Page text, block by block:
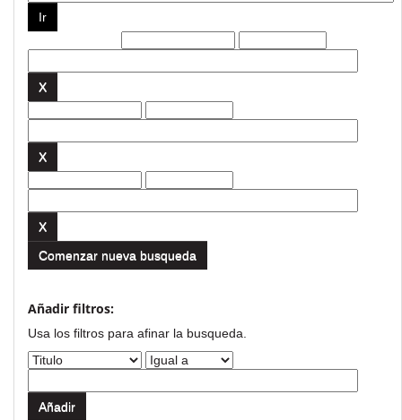
Comenzar nueva busqueda
Añadir filtros:
Usa los filtros para afinar la busqueda.